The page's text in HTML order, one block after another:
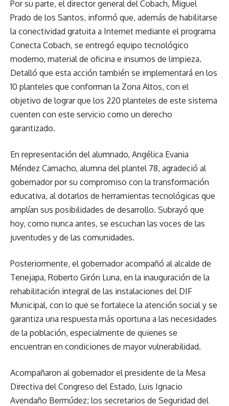
Por su parte, el director general del Cobach, Miguel
Prado de los Santos, informó que, además de habilitarse
la conectividad gratuita a Internet mediante el programa
Conecta Cobach, se entregó equipo tecnológico
moderno, material de oficina e insumos de limpieza.
Detalló que esta acción también se implementará en los
10 planteles que conforman la Zona Altos, con el
objetivo de lograr que los 220 planteles de este sistema
cuenten con este servicio como un derecho
garantizado.
En representación del alumnado, Angélica Evania
Méndez Camacho, alumna del plantel 78, agradeció al
gobernador por su compromiso con la transformación
educativa, al dotarlos de herramientas tecnológicas que
amplían sus posibilidades de desarrollo. Subrayó que
hoy, como nunca antes, se escuchan las voces de las
juventudes y de las comunidades.
Posteriormente, el gobernador acompañó al alcalde de
Tenejapa, Roberto Girón Luna, en la inauguración de la
rehabilitación integral de las instalaciones del DIF
Municipal, con lo que se fortalece la atención social y se
garantiza una respuesta más oportuna a las necesidades
de la población, especialmente de quienes se
encuentran en condiciones de mayor vulnerabilidad.
Acompañaron al gobernador el presidente de la Mesa
Directiva del Congreso del Estado, Luis Ignacio
Avendaño Bermúdez; los secretarios de Seguridad del